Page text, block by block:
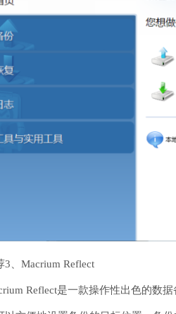
3、Macrium Reflect
Reflect是一款操作性出色的数